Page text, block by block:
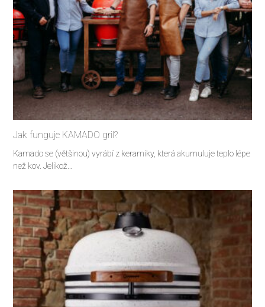
Jak funguje KAMADO gril?
Kamado se (většinou) vyrábí z keramiky, která akumuluje teplo lépe
než kov. Jelikož…